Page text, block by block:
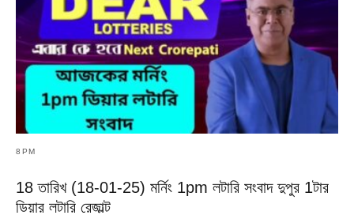
8PM
18 তারিখ (18-01-25) মর্নিং 1pm লটারি সংবাদ দুপুর 1টার
ডিয়ার লটারি রেজাল্ট